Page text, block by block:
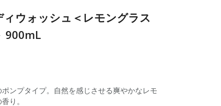
ウォッシュ＜レモングラス
900mL
ンプタイプ。自然を感じさせる爽やかなレモ
り。